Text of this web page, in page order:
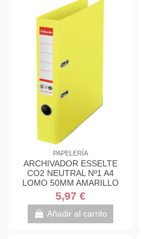
PAPELERÍA
ARCHIVADOR ESSELTE
CO2 NEUTRAL Nº1 A4
LOMO 50MM AMARILLO
VIVIDA 627573
5,97 €
Añadir al carrito